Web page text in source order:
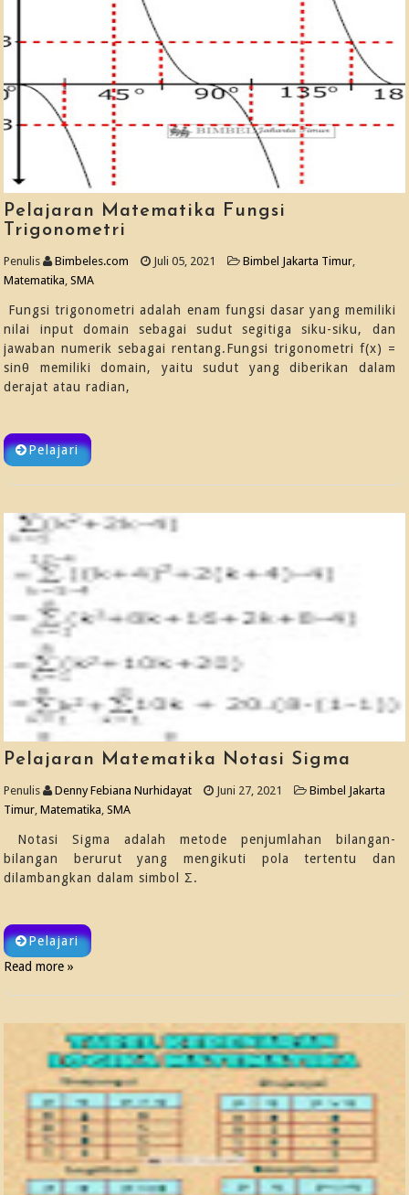
Pelajaran Matematika Fungsi
Trigonometri
Penulis Bimbeles.com Juli 05, 2021 Bimbel Jakarta Timur,
Matematika,SMA
Fungsi trigonometri adalah enam fungsi dasar yang memiliki
nilai input domain sebagai sudut segitiga siku-siku, dan
jawaban numerik sebagai rentang.Fungsi trigonometri f(x) =
sinθ memiliki domain, yaitu sudut yang diberikan dalam
derajat atau radian,
Pelajari
Pelajaran Matematika Notasi Sigma
Penulis Denny Febiana Nurhidayat Juni 27, 2021
Bimbel Jakarta
Timur,Matematika,SMA
Notasi Sigma adalah metode penjumlahan bilangan-
bilangan berurut yang mengikuti pola tertentu dan
dilambangkan dalam simbol Σ.
Pelajari
Read more »